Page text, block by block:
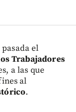
el
Trabajadores
a las que
al
.